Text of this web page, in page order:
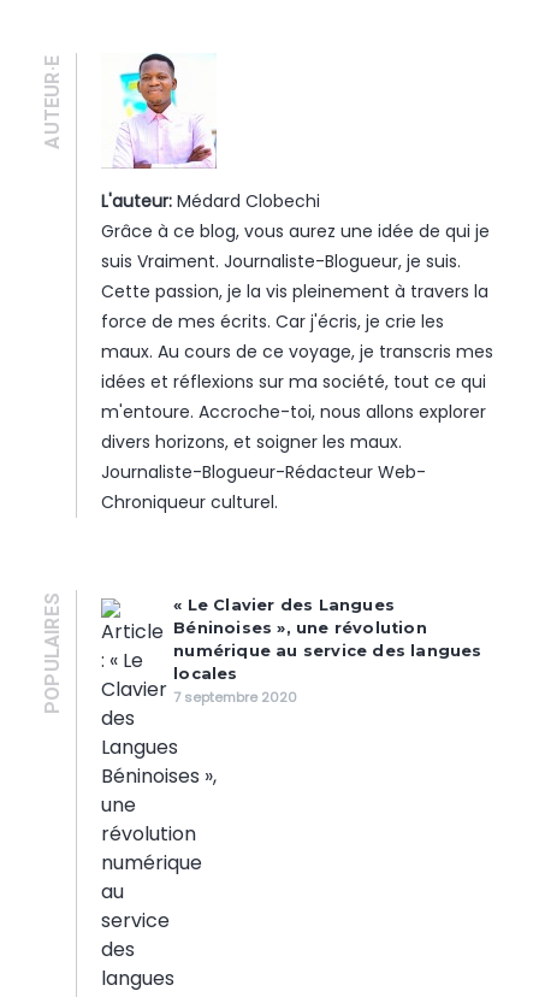
AUTEUR·E
L'auteur: Médard Clobechi
Grâce à ce blog, vous aurez une idée de qui je
suis Vraiment. Journaliste-Blogueur, je suis.
Cette passion, je la vis pleinement à travers la
force de mes écrits. Car j'écris, je crie les
maux. Au cours de ce voyage, je transcris mes
idées et réflexions sur ma société, tout ce qui
m'entoure. Accroche-toi, nous allons explorer
divers horizons, et soigner les maux.
Journaliste-Blogueur-Rédacteur Web-
Chroniqueur culturel.
POPULAIRES
« Le Clavier des Langues
Béninoises », une révolution
numérique au service des langues
locales
7 septembre 2020